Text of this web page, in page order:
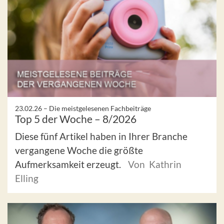
23.02.26 – Die meistgelesenen Fachbeiträge
Top 5 der Woche – 8/2026
Diese fünf Artikel haben in Ihrer Branche
vergangene Woche die größte
Aufmerksamkeit erzeugt.
Von Kathrin
Elling